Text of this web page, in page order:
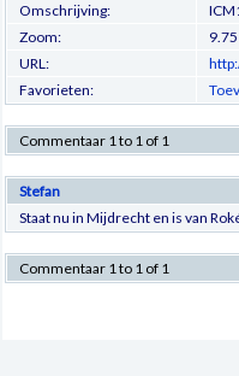
Omschrijving:
Zoom:
URL:
Favorieten:
Commentaar 1 to 1 of 1
Stefan
Staat nu in Mijdrecht en is van
Commentaar 1 to 1 of 1